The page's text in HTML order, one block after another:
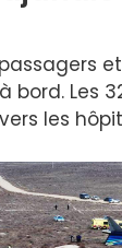
bord. Les
les